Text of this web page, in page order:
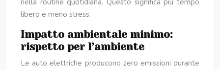
nella routine quotidiana. Questo significa più tempo
libero e meno stress.
Impatto ambientale minimo:
rispetto per l’ambiente
Le auto elettriche producono zero emissioni durante